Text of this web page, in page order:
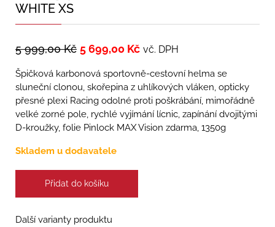
WHITE XS
5 999,00Kč 5 699,00 Kč vč. DPH
Špičková karbonová sportovně-cestovní helma se
sluneční clonou, skořepina z uhlíkových vláken, opticky
přesné plexi Racing odolné proti poškrábání, mimořádně
velké zorné pole, rychlé vyjímání lícnic, zapínání dvojitými
D-kroužky, folie Pinlock MAX Vision zdarma, 1350g
Skladem u dodavatele
Přidat do košíku
Další varianty produktu